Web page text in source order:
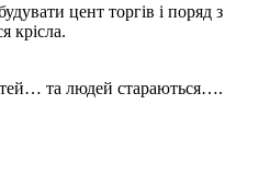
цент торгів і поряд з
крісла.
та людей стараються….